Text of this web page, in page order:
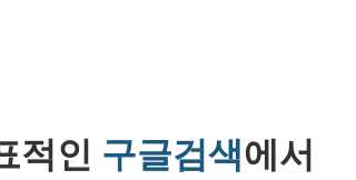
적인 구글검색에서